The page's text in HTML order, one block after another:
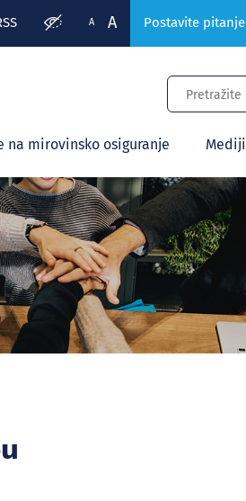
A A Postavite pitanje
na mirovinsko osiguranje Mediji